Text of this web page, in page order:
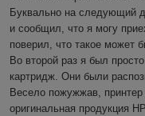
Буквально на следующий
и сообщил, что я могу
поверил, что такое может
Во второй раз я был
картридж. Они были
Весело пожужжав,
оригинальная продукция